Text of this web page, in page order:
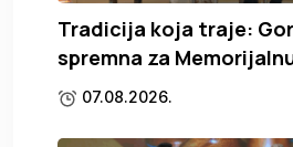
Tradicija koja traje:
spremna za
07.08.2026.